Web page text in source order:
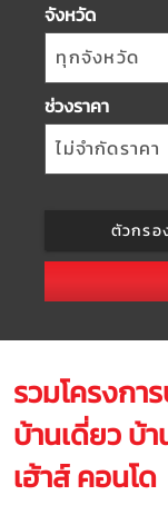
จังหวัด
ทุกจังหวัด
ช่วงราคา
ไม่จำกัดราคา
ตัวกรอ
รวมโครงกา
บ้านเดี่ยว บ้
เฮ้าส์ คอนโด